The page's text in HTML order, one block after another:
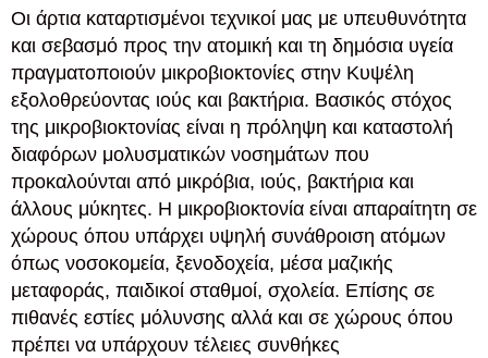
Οι άρτια καταρτισμένοι τεχνικοί μας με υπευθυνότητα
και σεβασμό προς την ατομική και τη δημόσια υγεία
πραγματοποιούν μικροβιοκτονίες στην Κυψέλη
εξολοθρεύοντας ιούς και βακτήρια. Βασικός στόχος
της μικροβιοκτονίας είναι η πρόληψη και καταστολή
διαφόρων μολυσματικών νοσημάτων που
προκαλούνται από μικρόβια, ιούς, βακτήρια και
άλλους μύκητες. Η μικροβιοκτονία είναι απαραίτητη σε
χώρους όπου υπάρχει υψηλή συνάθροιση ατόμων
όπως νοσοκομεία, ξενοδοχεία, μέσα μαζικής
μεταφοράς, παιδικοί σταθμοί, σχολεία. Επίσης σε
πιθανές εστίες μόλυνσης αλλά και σε χώρους όπου
πρέπει να υπάρχουν τέλειες συνθήκες